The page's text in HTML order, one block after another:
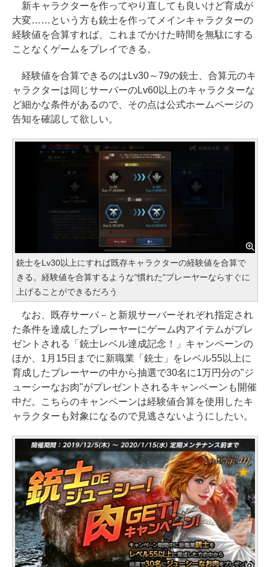
新キャラクターを作ってやり直しても良いけど育成が
大変……という方も銃士を作ってメインキャラクターの
経験値を合算すれば、これまでかけた時間を無駄にする
ことなくゲームをプレイできる。
経験値を合算できるのはLv30～79の銃士、合算元のキ
ャラクターは同じサーバーのLv60以上のキャラクターな
ど細かな条件があるので、その点は公式ホームページの
告知を確認して欲しい。
銃士をLv30以上にすれば既存キャラクターの経験値を合算で
きる。経験値を合算するような"慣れた"プレーヤーならすぐに
上げることができるだろう
なお、既存サーバ－と新規サーバーそれぞれ指定され
た条件を達成したプレーヤーにゲーム内アイテムがプレ
ゼントされる「銃士レベル達成記念！」キャンペーンの
ほか、1月15日までに新職業「銃士」をレベル55以上に
育成したプレーヤーの中から抽選で30名に1万円分の"ジ
ューシーなお肉"がプレゼントされるキャンペーンも開催
中だ。こちらのキャンペーンは経験値合算を使用したキ
ャラクターも対象になるので見逃さないようにしたい。